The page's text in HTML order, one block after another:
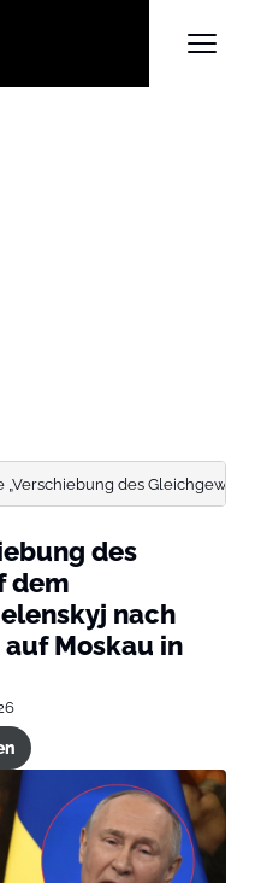
„Verschiebung des
des
dem
nach
Moskau in